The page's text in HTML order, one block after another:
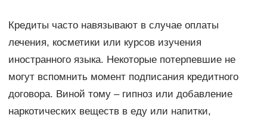
Кредиты часто навязывают в случае оплаты
лечения, косметики или курсов изучения
иностранного языка. Некоторые потерпевшие не
могут вспомнить момент подписания кредитного
договора. Виной тому – гипноз или добавление
наркотических веществ в еду или напитки,